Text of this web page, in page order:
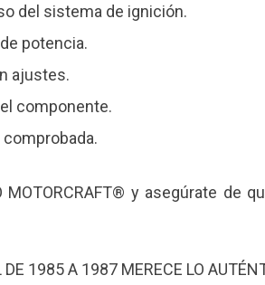
del sistema de ignición.
potencia.
ajustes.
componente.
comprobada.
MOTORCRAFT® y asegúrate de
1985 A 1987 MERECE LO